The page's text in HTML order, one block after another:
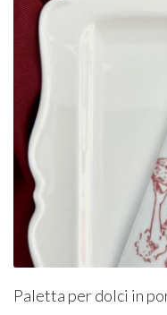
Paletta per dolci in